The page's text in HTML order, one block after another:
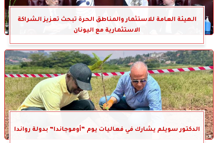
الهيئة العامة للاستثمار والمناطق الحرة تبحث تعزيز الشراكة
الاستثمارية مع اليونان
الدكتور سويلم يشارك في فعاليات يوم “أوموجاندا” بدولة رواندا